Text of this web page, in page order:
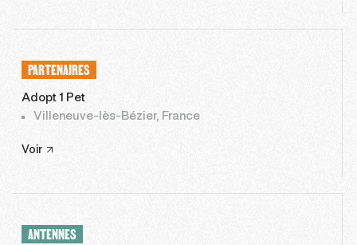
PARTENAIRES
Adopt 1 Pet
Villeneuve-lès-Bézier, France
Voir
ANTENNES